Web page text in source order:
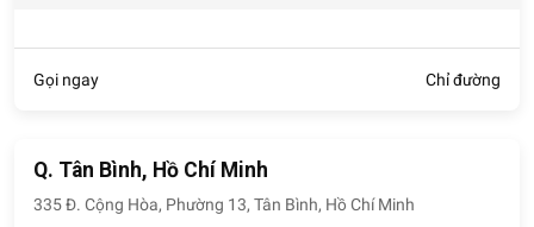
Gọi ngay Chỉ đường
Q. Tân Bình, Hồ Chí Minh
335 Đ. Cộng Hòa, Phường 13, Tân Bình, Hồ Chí Minh